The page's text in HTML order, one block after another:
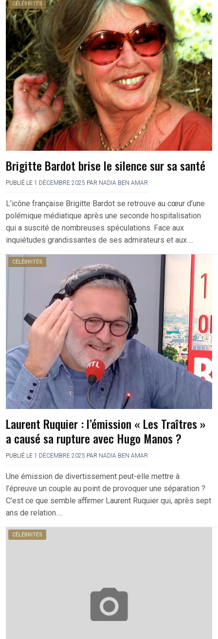
CÉLÉBRITÉS
Brigitte Bardot brise le silence sur sa santé
PUBLIÉ LE 1 DÉCEMBRE 2025 PAR NADIA BEN AMAR
L’icône française Brigitte Bardot se retrouve au cœur d’une
polémique médiatique après une seconde hospitalisation
qui a suscité de nombreuses spéculations. Face aux
inquiétudes grandissantes de ses admirateurs et aux….
CÉLÉBRITÉS
Laurent Ruquier : l’émission « Les Traîtres »
a causé sa rupture avec Hugo Manos ?
PUBLIÉ LE 1 DÉCEMBRE 2025 PAR NADIA BEN AMAR
Une émission de divertissement peut-elle mettre à
l’épreuve un couple au point de provoquer une séparation ?
C’est ce que semble affirmer Laurent Ruquier qui, après sept
ans de relation….
CÉLÉBRITÉS